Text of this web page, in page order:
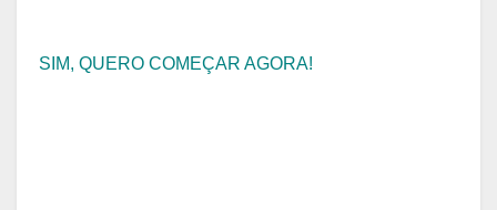
SIM, QUERO COMEÇAR AGORA!